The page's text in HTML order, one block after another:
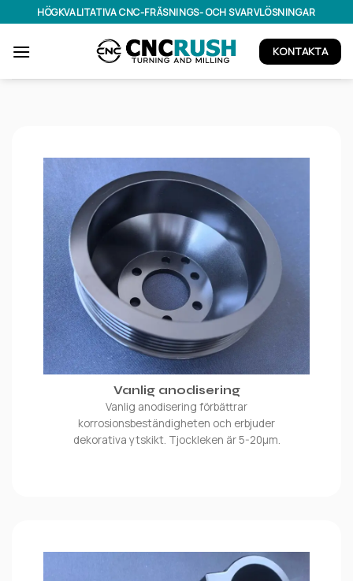
till
innehållet
HÖGKVALITATIVA CNC-FRÄSNINGS- OCH SVARVLÖSNINGAR
KONTAKTA
Vanlig anodisering
Vanlig anodisering förbättrar
korrosionsbeständigheten och erbjuder
dekorativa ytskikt. Tjockleken är 5-20μm.